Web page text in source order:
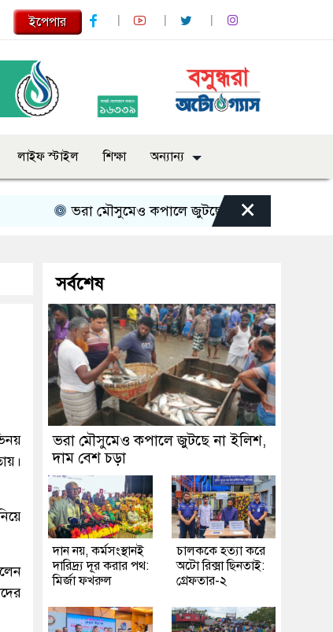
ইপেপার
লাইফ স্টাইল শিক্ষা অন্যান্য
ভরা মৌসুমেও কপালে জুটছে না ইলিশ, দাম বেশ চড়া
×
সর্বশেষ
ভরা মৌসুমেও কপালে জুটছে না ইলিশ,
দাম বেশ চড়া
দান নয়, কর্মসংস্থানই
দারিদ্র্য দূর করার পথ:
মির্জা ফখরুল
চালককে হত্যা করে
অটো রিক্সা ছিনতাই:
গ্রেফতার-২